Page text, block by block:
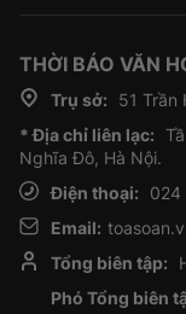
THỜI BÁO VĂN
Trụ sở:
51 Trần
* Địa chỉ liên lạc:
Nghĩa Đô, Hà Nội.
Điện thoại:
024
Email:
Tổng biên tập:
Phó Tổng biên